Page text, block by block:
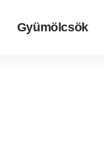
Gyümölcsök